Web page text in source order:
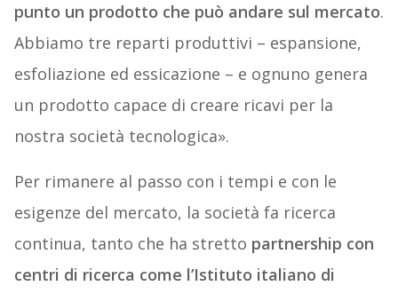
punto un prodotto che può andare sul mercato.
Abbiamo tre reparti produttivi – espansione,
esfoliazione ed essicazione – e ognuno genera
un prodotto capace di creare ricavi per la
nostra società tecnologica».
Per rimanere al passo con i tempi e con le
esigenze del mercato, la società fa ricerca
continua, tanto che ha stretto partnership con
centri di ricerca come l’Istituto italiano di